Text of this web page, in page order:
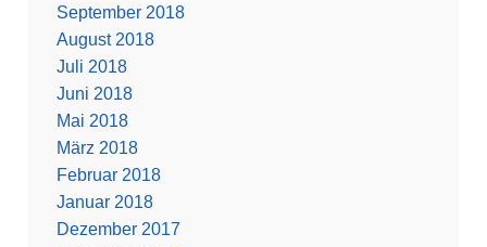
September 2018
August 2018
Juli 2018
Juni 2018
Mai 2018
März 2018
Februar 2018
Januar 2018
Dezember 2017